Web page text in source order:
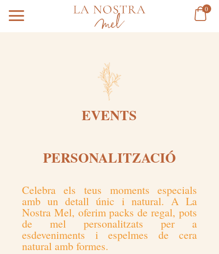
0
EVENTS
PERSONALITZACIÓ
Celebra els teus moments especials
amb un detall únic i natural. A La
Nostra Mel, oferim packs de regal, pots
de mel personalitzats per a
esdeveniments i espelmes de cera
natural amb formes.